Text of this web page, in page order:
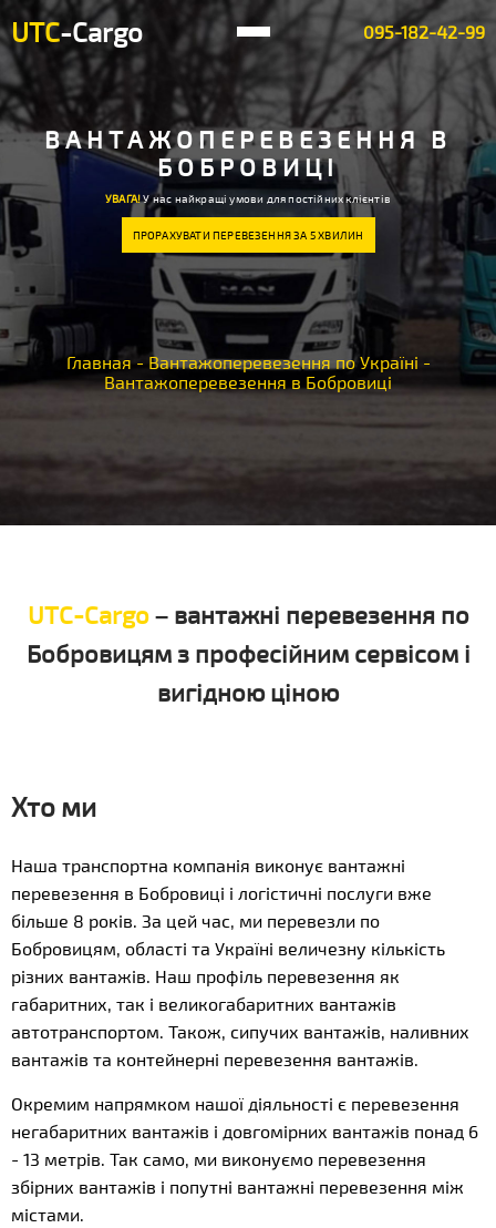
UTC-Cargo 095-182-42-99
ВАНТАЖОПЕРЕВЕЗЕННЯ В
БОБРОВИЦІ
УВАГА!У нас найкращі умови для постійних клієнтів
ПРОРАХУВАТИ ПЕРЕВЕЗЕННЯ ЗА 5 ХВИЛИН
Главная - Вантажоперевезення по Україні -
Вантажоперевезення в Бобровиці
UTC-Cargo– вантажні перевезення по
Бобровицям з професійним сервісом і
вигідною ціною
Хто ми
Наша транспортна компанія виконує вантажні
перевезення в Бобровиці і логістичні послуги вже
більше 8 років. За цей час, ми перевезли по
Бобровицям, області та Україні величезну кількість
різних вантажів. Наш профіль перевезення як
габаритних, так і великогабаритних вантажів
автотранспортом. Також, сипучих вантажів, наливних
вантажів та контейнерні перевезення вантажів.
Окремим напрямком нашої діяльності є перевезення
негабаритних вантажів і довгомірних вантажів понад 6
- 13 метрів. Так само, ми виконуємо перевезення
збірних вантажів і попутні вантажні перевезення між
містами.